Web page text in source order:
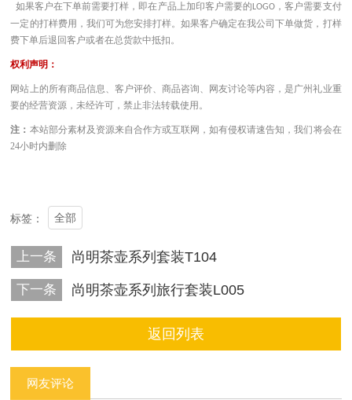
如果客户在下单前需要打样，即在产品上加印客户需要的LOGO ，客户需要支付
一定的打样费用，我们可为您安排打样。如果客户确定在我公司下单做货，打样
费下单后退回客户或者在总货款中抵扣。
权利声明：
网站上的所有商品信息、客户评价、商品咨询、网友讨论等内容，是广州礼业重
要的经营资源，未经许可，禁止非法转载使用。
注： 本站部分素材及资源来自合作方或互联网，如有侵权请速告知，我们将会在
24小时内删除
标签： 全部
上一条 尚明茶壶系列套装T104
下一条 尚明茶壶系列旅行套装L005
返回列表
网友评论